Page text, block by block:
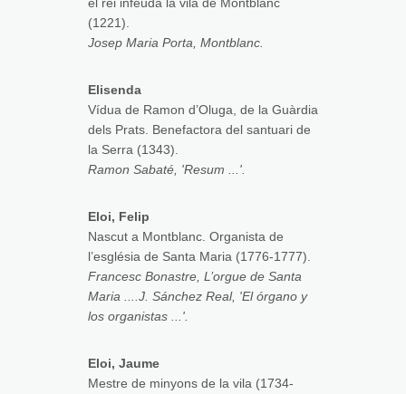
el rei infeudà la vila de Montblanc
(1221).
Josep Maria Porta, Montblanc.
Elisenda
Vídua de Ramon d’Oluga, de la Guàrdia
dels Prats. Benefactora del santuari de
la Serra (1343).
Ramon Sabaté, 'Resum ...'.
Eloi, Felip
Nascut a Montblanc. Organista de
l’església de Santa Maria (1776-1777).
Francesc Bonastre, L’orgue de Santa
Maria ....J. Sánchez Real, 'El órgano y
los organistas ...'.
Eloi, Jaume
Mestre de minyons de la vila (1734-